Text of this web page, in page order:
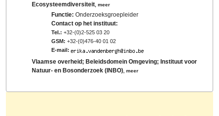
Ecosysteemdiversiteit ,meer
Functie:Onderzoeksgroepleider
Contact op het instituut:
Tel.: +32-(0)2-525 03 20
GSM: +32-(0)476-40 01 02
E-mail:
Vlaamse overheid; Beleidsdomein Omgeving; Instituut voor
Natuur- en Bosonderzoek (INBO) ,meer